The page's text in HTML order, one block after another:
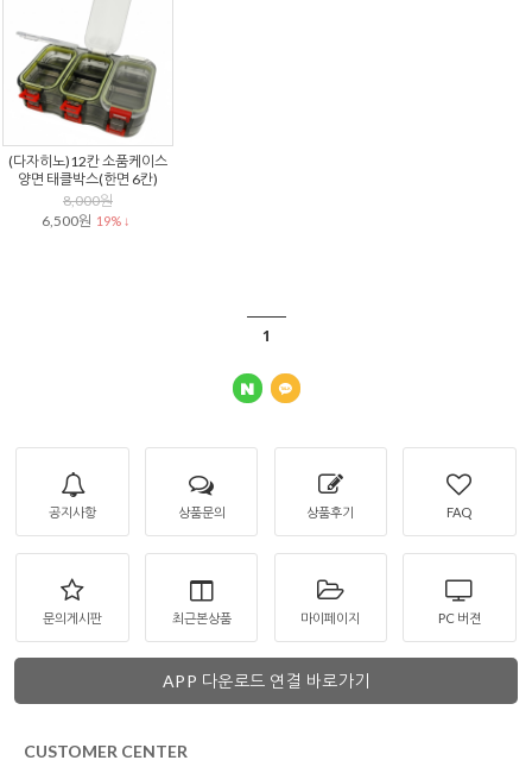
(다자히노)12칸 소품케이스
양면 태클박스(한면 6칸)
8,000원
6,500원 19% ↓
1
공지사항 상품문의 상품후기 FAQ
문의게시판 최근본상품 마이페이지 PC 버젼
APP 다운로드 연결 바로가기
CUSTOMER CENTER